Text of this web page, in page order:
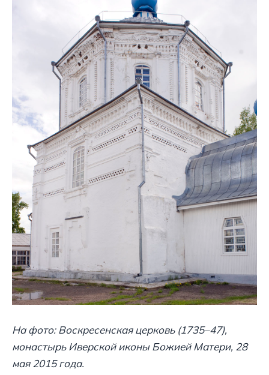
На фото: Воскресенская церковь (1735–47),
монастырь Иверской иконы Божией Матери, 28
мая 2015 года.